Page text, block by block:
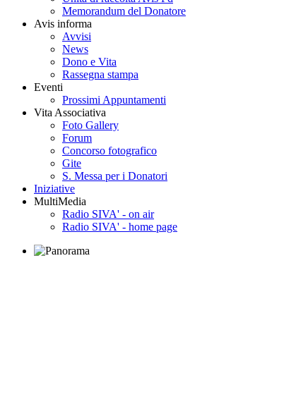
Memorandum del Donatore
Avis informa
Avvisi
News
Dono e Vita
Rassegna stampa
Eventi
Prossimi Appuntamenti
Vita Associativa
Foto Gallery
Forum
Concorso fotografico
Gite
S. Messa per i Donatori
Iniziative
MultiMedia
Radio SIVA' - on air
Radio SIVA' - home page